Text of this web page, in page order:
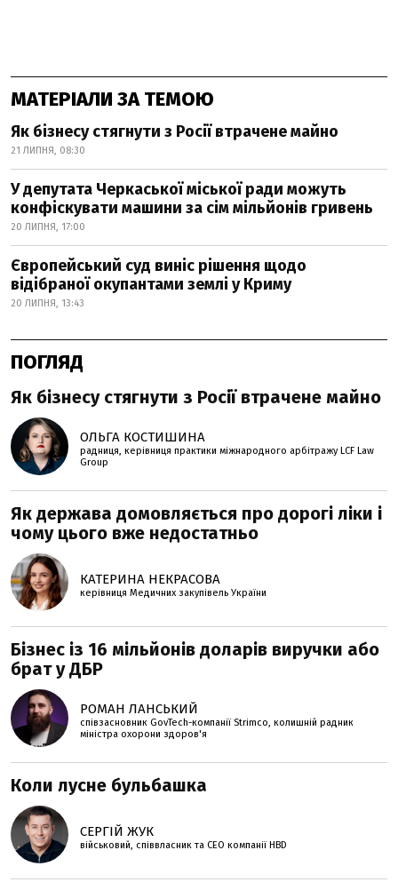
МАТЕРІАЛИ ЗА ТЕМОЮ
Як бізнесу стягнути з Росії втрачене майно
21 ЛИПНЯ, 08:30
У депутата Черкаської міської ради можуть
конфіскувати машини за сім мільйонів гривень
20 ЛИПНЯ, 17:00
Європейський суд виніс рішення щодо
відібраної окупантами землі у Криму
20 ЛИПНЯ, 13:43
ПОГЛЯД
Як бізнесу стягнути з Росії втрачене майно
ОЛЬГА КОСТИШИНА
радниця, керівниця практики міжнародного арбітражу LCF Law
Group
Як держава домовляється про дорогі ліки і
чому цього вже недостатньо
КАТЕРИНА НЕКРАСОВА
керівниця Медичних закупівель України
Бізнес із 16 мільйонів доларів виручки або
брат у ДБР
РОМАН ЛАНСЬКИЙ
співзасновник GovTech-компанії Strimco, колишній радник
міністра охорони здоров'я
Коли лусне бульбашка
СЕРГІЙ ЖУК
військовий, співвласник та СЕО компанії HBD